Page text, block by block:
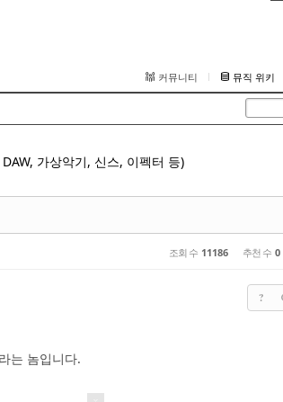
커뮤니티 뮤직 위키
가상악기, 신스, 이펙터 등)
조회 수 11186 추천 수 0
?
는 놈입니다.